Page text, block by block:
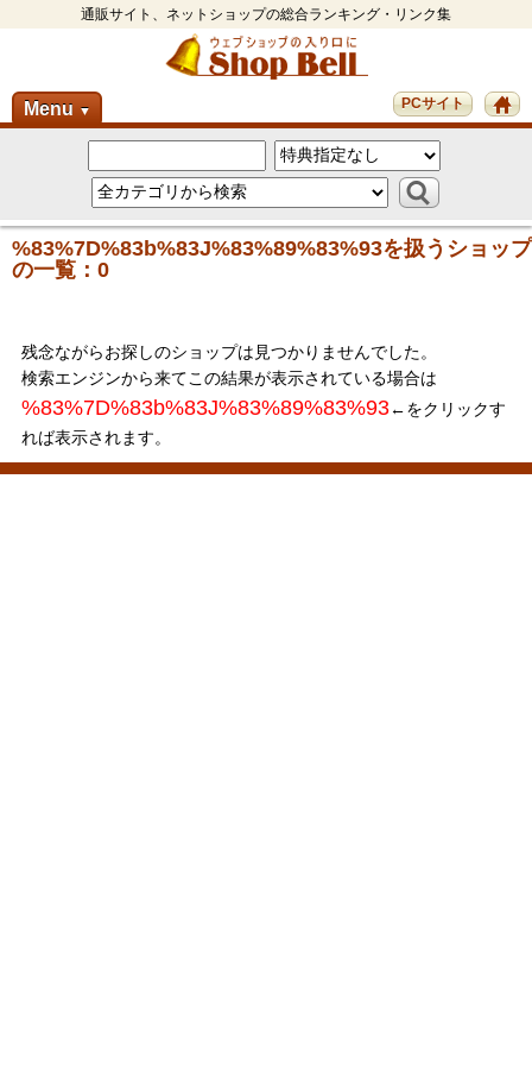
通販サイト、ネットショップの総合ランキング・リンク集
Menu ▼ PCサイト
%83%7D%83b%83J%83%89%83%93を扱うショップ
の一覧：0
残念ながらお探しのショップは見つかりませんでした。
検索エンジンから来てこの結果が表示されている場合は
%83%7D%83b%83J%83%89%83%93←をクリックす
れば表示されます。